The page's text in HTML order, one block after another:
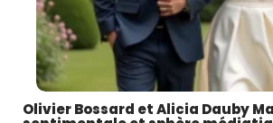
Olivier Bossard et Alicia Dauby